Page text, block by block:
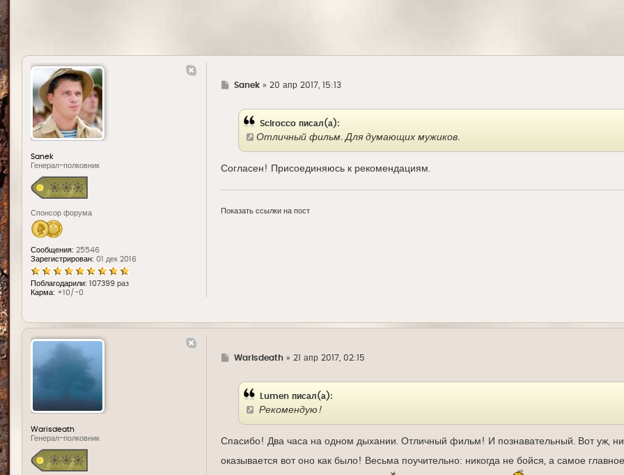
Sanek
Генерал-полковник
Спонсор форума
Сообщения: 25546
Зарегистрирован: 01 дек 2016
Поблагодарили: 107399 раз
Карма: +10/-0
ГSanek» 20 апр 2017, 15:13
Scirocco писал(а):
Отличный фильм. Для думающих мужиков.
Согласен! Присоединяюсь к рекомендациям.
Показать ссылки на пост
Warisdeath
Генерал-полковник
ГWarisdeath» 21 апр 2017, 02:15
Lumen писал(а):
Рекомендую!
Спасибо! Два часа на одном дыхании. Отличный фильм! И познавательный. Вот уж,
оказывается вот оно как было! Весьма поучительно: никогда не бойся, а самое